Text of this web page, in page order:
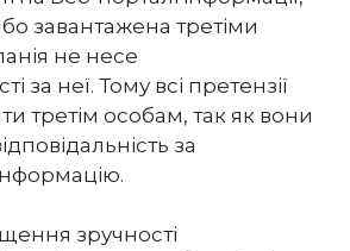
завантажена третіми
не несе
за неї. Тому всі претензії
третім особам, так як вони
за
зручності